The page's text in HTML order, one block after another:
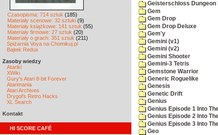
Czasopisma: 714 sztuk (185)
Materiały scenowe: 32 sztuki (9)
Materiały książkowe: 141 sztuk (55)
Materiały firmowe: 27 sztuk (20)
Materiały o grach: 351 sztuk (211)
Spiżarnia Voya na Chomikuj.pl
Bajtek Redux
Zasoby wiedzy
Atariki
XWiki
Gury's Atari 8-bit Forever
Atarimania
Atari Archives
Drygol's Retro Hacks
XL Search
Kontakt
HI SCORE CAFÉ
Geisterschloss Dungeon
Gem
Gem Drop
Gem Drop Deluxe
Gem'y
Gemini (v1)
Gemini (v2)
Gemini Shooter
Gemini-3 Tetris
Gemstone Warrior
Generic Roguelike
Genesis
Genetic Drift
Genius
Genius Episode 1 Into
Genius Episode 2 Into
Genius Episode 3 Into
Geo